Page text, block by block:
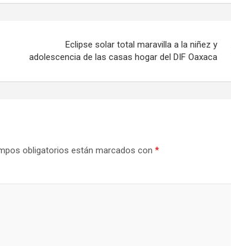
Eclipse solar total maravilla a la niñez y
adolescencia de las casas hogar del DIF Oaxaca
obligatorios están marcados con *